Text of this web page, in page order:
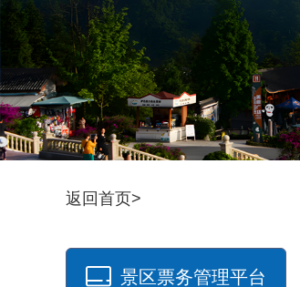
返回首页>
景区票务管理平台